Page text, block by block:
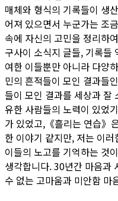
매체와 형식의 기록들이 생
어져 있으면서 누군가는 조
속에 자신의 고민을 정리하
구사이 소식지 글들, 기록들
여한 이들뿐만 아니라 다양
민의 흔적들이 모인 결과들
들이 모인 결과를 세상과 잘
유한 사람들의 노력이 있었
가 있었고,《흘리는 연습》
한 이야기 같지만, 저는 이
이들의 노고를 기억하는 것
생각합니다. 30년간 마음과
수 없는 고마움과 미안함 마